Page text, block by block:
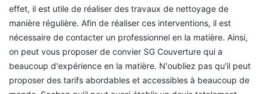
effet, il est utile de réaliser des travaux de nettoyage de
manière régulière. Afin de réaliser ces interventions, il est
nécessaire de contacter un professionnel en la matière. Ainsi,
on peut vous proposer de convier SG Couverture qui a
beaucoup d'expérience en la matière. N'oubliez pas qu'il peut
proposer des tarifs abordables et accessibles à beaucoup de